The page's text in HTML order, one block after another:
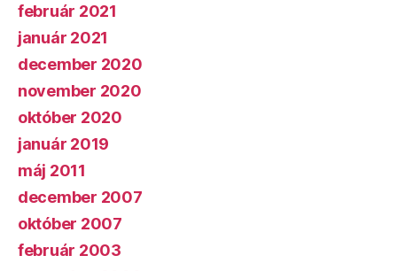
február 2021
január 2021
december 2020
november 2020
október 2020
január 2019
máj 2011
december 2007
október 2007
február 2003